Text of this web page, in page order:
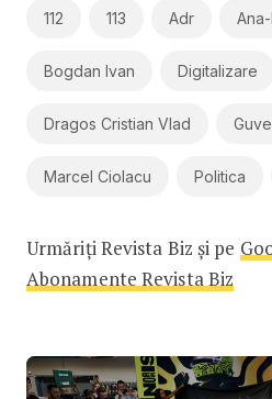
112 113 Adr
Bogdan Ivan Digitalizare
Dragos Cristian Vlad
Marcel Ciolacu Politica
Urmăriți Revista Biz și pe
Abonamente Revista Biz